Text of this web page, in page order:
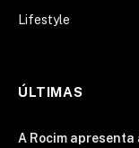
Lifestyle
ÚLTIMAS
A Rocim apresenta